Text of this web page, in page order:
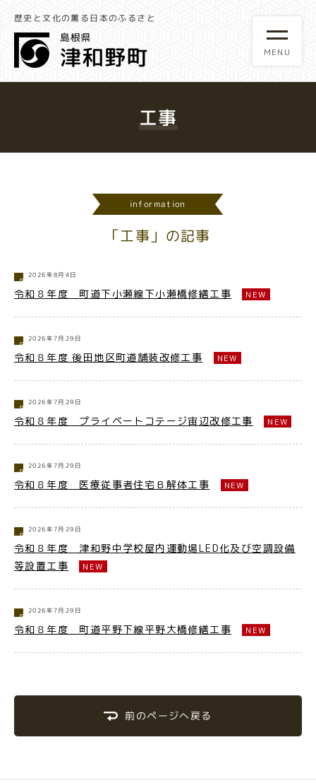
歴史と文化の薫る日本のふるさと
工事
information
「工事」の記事
2026年8月4日
令和８年度 町道下小瀬線下小瀬橋修繕工事 NEW
2026年7月29日
令和８年度 後田地区町道舗装改修工事 NEW
2026年7月29日
令和８年度 プライベートコテージ宙辺改修工事 NEW
2026年7月29日
令和８年度 医療従事者住宅Ｂ解体工事 NEW
2026年7月29日
令和８年度 津和野中学校屋内運動場LED化及び空調設備
等設置工事
NEW
2026年7月29日
令和８年度 町道平野下線平野大橋修繕工事 NEW
前のページへ戻る